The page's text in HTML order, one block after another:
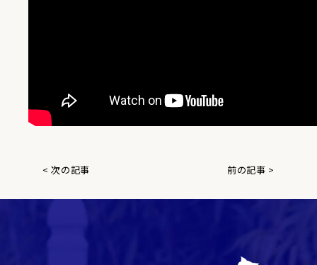
< 次の記事 前の記事 >